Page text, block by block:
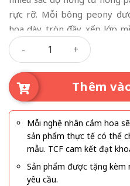
rực rỡ. Mỗi bông peony
hoa dày, tròn đầy, xếp lớp
trọng nhưng vẫn rất nữ tính.
Nắng Hồng Yêu Thương số
Thêm
Mỗi nghệ nhân cắm hoa
sản phẩm thực tế có thể
mẫu. TCF cam kết đạt
Sản phẩm được tặng kèm
yêu cầu.